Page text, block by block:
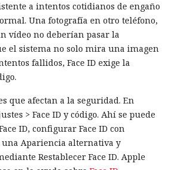
a intentos cotidianos de engaño
Una fotografía en otro teléfono,
vídeo no deberían pasar la
el sistema no solo mira una imagen
fallidos, Face ID exige la
que afectan a la seguridad. En
> Face ID y código. Ahí se puede
ID, configurar Face ID con
Apariencia alternativa y
Restablecer Face ID. Apple